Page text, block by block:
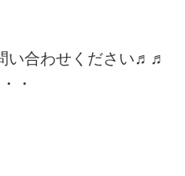
い合わせください♬♬
・